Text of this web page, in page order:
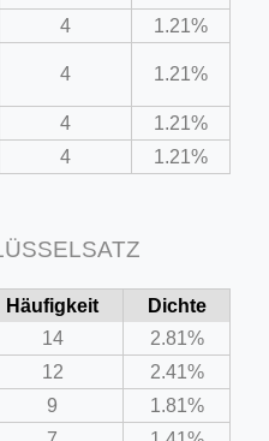
4
1.21%
4 1.21%
4
1.21%
4 1.21%
Häufigkeit
Dichte
14
2.81%
12
2.41%
9
1.81%